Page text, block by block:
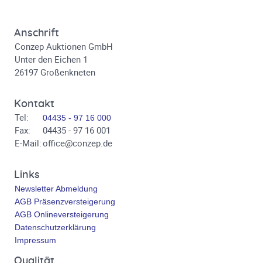
Anschrift
Conzep Auktionen GmbH
Unter den Eichen 1
26197 Großenkneten
Kontakt
Tel: 04435 - 97 16 000
Fax:
04435 - 97 16 001
E-Mail:office@conzep.de
Links
Newsletter Abmeldung
AGB Präsenzversteigerung
AGB Onlineversteigerung
Datenschutzerklärung
Impressum